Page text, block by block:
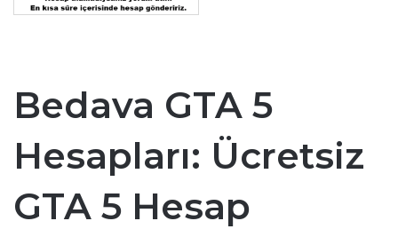
Bedava GTA 5
Hesapları: Ücretsiz
GTA 5 Hesap